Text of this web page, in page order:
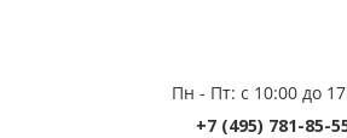
Пн - Пт: с 10:00 до
+7 (495) 781-85-